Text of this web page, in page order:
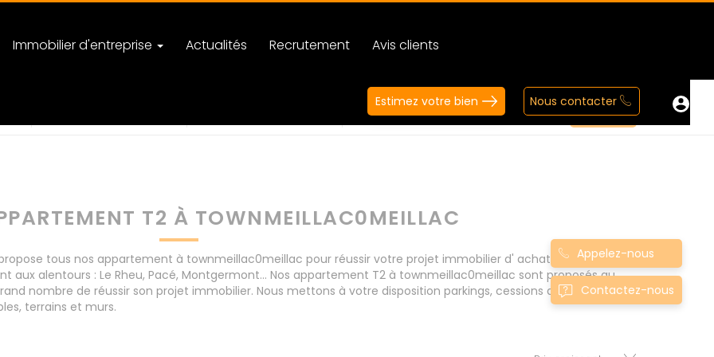
Immobilier d'entreprise Actualités Recrutement Avis clients
Estimez votre bien Nous contacter
T2 À TOWNMEILLAC0MEILLAC
tous nos appartement à townmeillac0meillac pour réussir votre projet immobilier d' achat. Consultez
aux alentours : Le Rheu, Pacé, Montgermont... Nos appartement T2 à townmeillac0meillac sont proposés au
nombre de réussir son projet immobilier. Nous mettons à votre disposition parkings, cessions de baux, fonds
terrains et murs.
Appelez-nous
Contactez-nous